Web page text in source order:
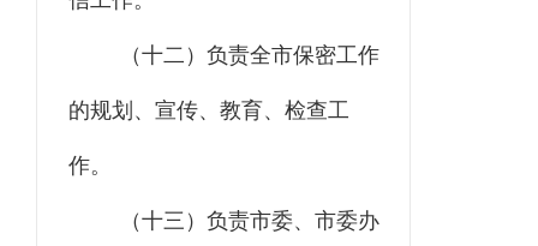
（十二）负责全市保密工作
的规划、宣传、教育、检查工
作。
（十三）负责市委、市委办